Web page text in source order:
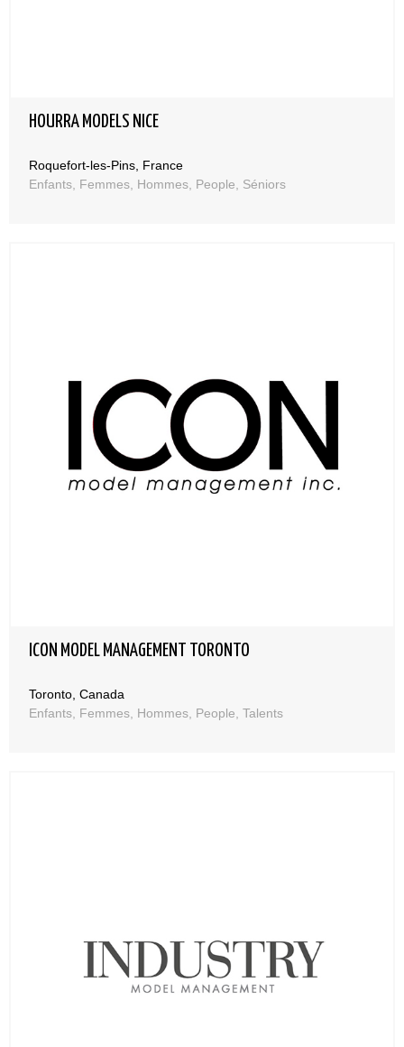
HOURRA MODELS NICE
Roquefort-les-Pins, France
Enfants, Femmes, Hommes, People, Séniors
ICON MODEL MANAGEMENT TORONTO
Toronto, Canada
Enfants, Femmes, Hommes, People, Talents